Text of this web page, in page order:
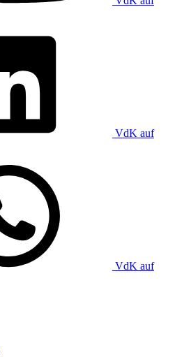
VdK auf
VdK auf